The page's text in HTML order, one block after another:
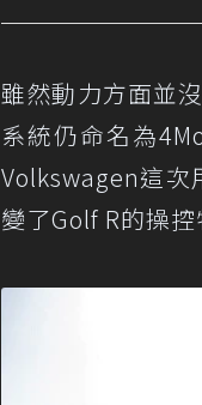
雖然動力方面並
系統仍命名為
Volkswagen這次
變了Golf R的操控